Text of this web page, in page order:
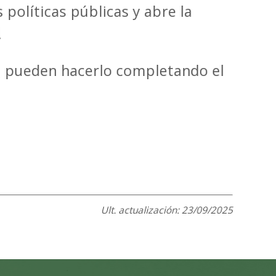
políticas públicas y abre la
.
hacerlo completando el
Ult. actualización:23/09/2025